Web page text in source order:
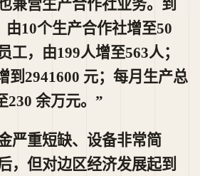
兼营生产合作社业务。到
由10个生产合作社增至50
工，由199人增至563人；
到2941600 元；每月生产总
230 余万元。”
严重短缺、设备非常简
，但对边区经济发展起到